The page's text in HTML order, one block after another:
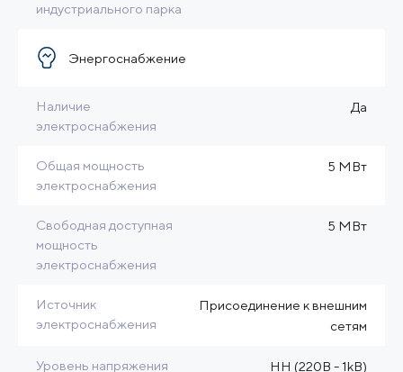
индустриального парка
Энергоснабжение
Наличие
электроснабжения
Да
Общая мощность
электроснабжения
5 МВт
Свободная доступная
мощность
электроснабжения
5 МВт
Источник
электроснабжения
Присоединение к внешним
сетям
Уровень напряжения HH (220B - 1kB)